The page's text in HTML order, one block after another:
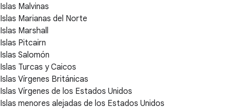
Islas Malvinas
Islas Marianas del Norte
Islas Marshall
Islas Pitcairn
Islas Salomón
Islas Turcas y Caicos
Islas Vírgenes Británicas
Islas Vírgenes de los Estados Unidos
Islas menores alejadas de los Estados Unidos